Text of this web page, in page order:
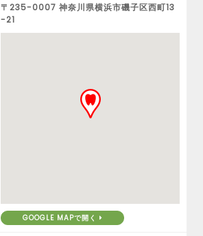
〒235-0007 神奈川県横浜市磯子区西町13
-21
GOOGLE MAPで開く